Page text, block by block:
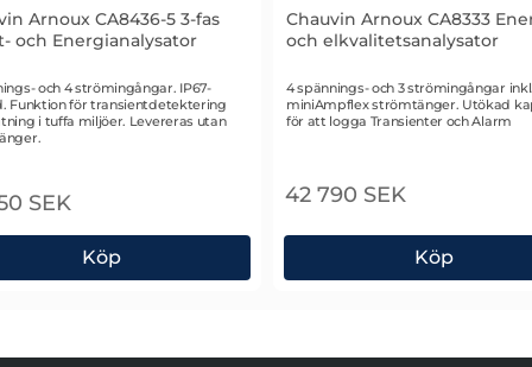
Arnoux CA8436-5 3-fas
och Energianalysator
2188och 4 strömingångar. IP67-
Funktion för transientdetektering
i tuffa miljöer. Levereras utan
SEK
Köp
Arnoux CA8436-5 3-fas Effekt- och
Chauvin Arnoux CA8333
och elkvalitetsanalysator
Art. nr 1666
4 spännings- och 3 strömingångar inkl.
miniAmpflex strömtänger. Utökad
för att logga Transienter och Alarm
42 790 SEK
Köp
Chauvin Arnoux CA8333